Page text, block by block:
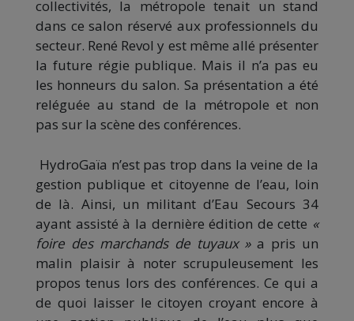
collectivités, la métropole tenait un stand
dans ce salon réservé aux professionnels du
secteur. René Revol y est même allé présenter
la future régie publique. Mais il n’a pas eu
les honneurs du salon. Sa présentation a été
reléguée au stand de la métropole et non
pas sur la scène des conférences.
HydroGaïa n’est pas trop dans la veine de la
gestion publique et citoyenne de l’eau, loin
de là. Ainsi, un militant d’Eau Secours 34
ayant assisté à la dernière édition de cette «
foire des marchands de tuyaux »a pris un
malin plaisir à noter scrupuleusement les
propos tenus lors des conférences. Ce qui a
de quoi laisser le citoyen croyant encore à